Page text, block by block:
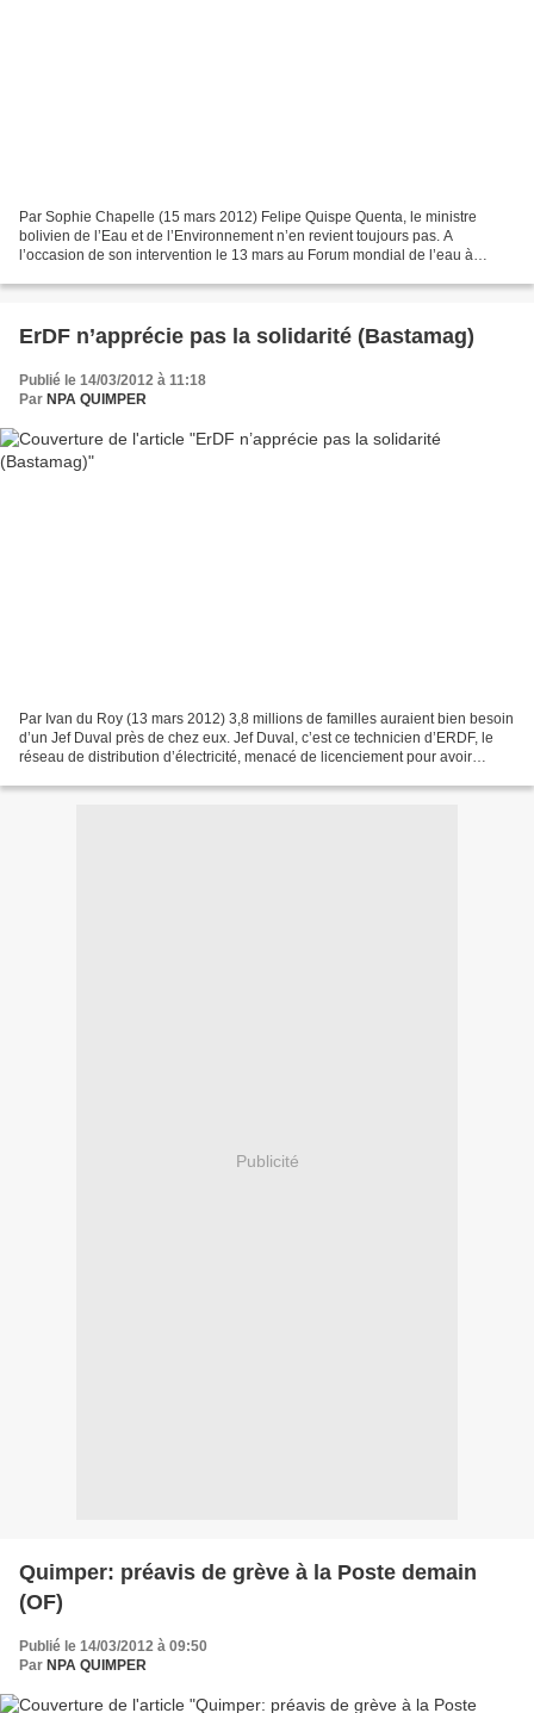
Par Sophie Chapelle (15 mars 2012) Felipe Quispe Quenta, le ministre
bolivien de l’Eau et de l’Environnement n’en revient toujours pas. A
l’occasion de son intervention le 13 mars au Forum mondial de l’eau à
ErDF n’apprécie pas la solidarité (Bastamag)
Publié le 14/03/2012 à 11:18
Par NPA QUIMPER
Par Ivan du Roy (13 mars 2012) 3,8 millions de familles auraient bien besoin
d’un Jef Duval près de chez eux. Jef Duval, c’est ce technicien d’ERDF, le
réseau de distribution d’électricité, menacé de licenciement pour avoir
Publicité
Quimper: préavis de grève à la Poste demain
(OF)
Publié le 14/03/2012 à 09:50
Par NPA QUIMPER